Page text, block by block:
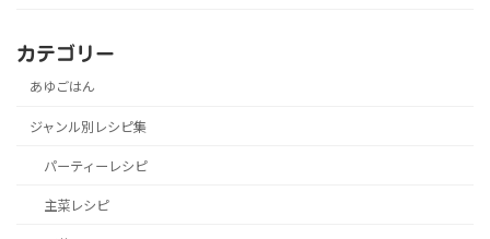
カテゴリー
あゆごはん
ジャンル別レシピ集
パーティーレシピ
主菜レシピ